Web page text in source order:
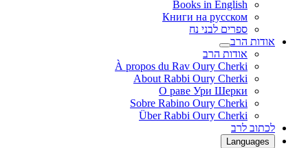
Books in English
Книги на русском
ספרים לבני נח
אודות הרב
אודות הרב
À propos du Rav Oury Cherki
About Rabbi Oury Cherki
О раве Ури Шерки
Sobre Rabino Oury Cherki
Über Rabbi Oury Cherki
לכתוב לרב
Languages